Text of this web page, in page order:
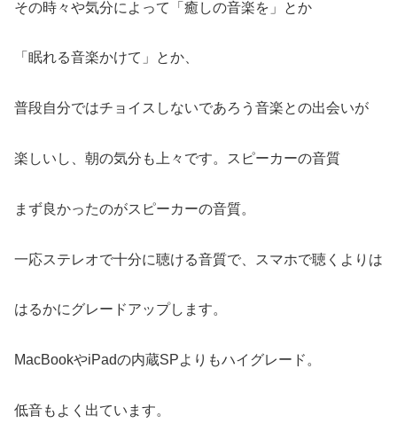
その時々や気分によって「癒しの音楽を」とか
「眠れる音楽かけて」とか、
普段自分ではチョイスしないであろう音楽との出会いが
楽しいし、朝の気分も上々です。スピーカーの音質
まず良かったのがスピーカーの音質。
一応ステレオで十分に聴ける音質で、スマホで聴くよりは
はるかにグレードアップします。
MacBookやiPadの内蔵SPよりもハイグレード。
低音もよく出ています。